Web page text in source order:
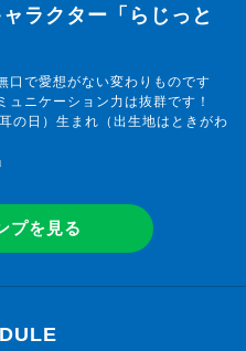
ラクター「らじっと
口で愛想がない変わりものです
ュニケーション力は抜群です！
の日）生まれ（出生地はときがわ
プを見る